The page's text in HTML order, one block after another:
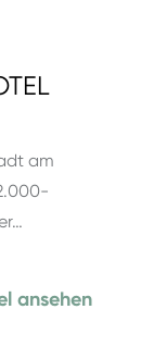
am
ansehen